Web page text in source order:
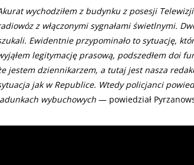
wychodziłem z budynku z posesji
z włączonymi sygnałami świetlnymi.
Ewidentnie przypominało to sytuację,
legitymację prasową, podszedłem doi
jestem dziennikarzem, a tutaj jest nasza
jak w Republice. Wtedy policjanci
wybuchowych — powiedział